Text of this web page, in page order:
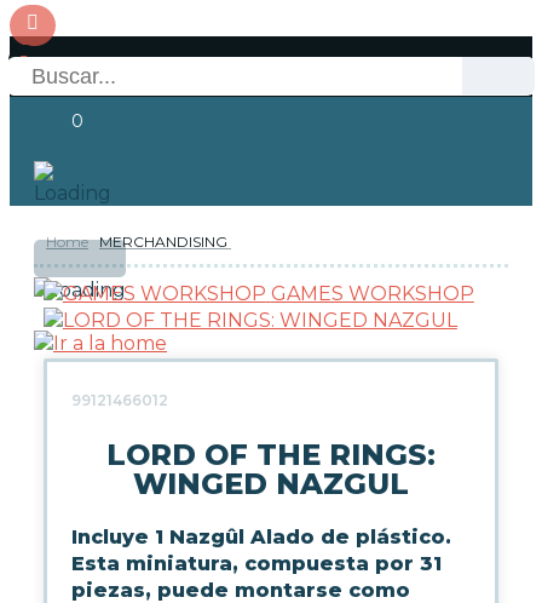
0
Acceso
OFERTAS
RESERVAS
NOVEDADES
COLECCIONISMO
WARHAMMER
Home MERCHANDISING
GAMES WORKSHOP
99121466012
LORD OF THE RINGS:
WINGED NAZGUL
Incluye 1 Nazgûl Alado de plástico.
Esta miniatura, compuesta por 31
piezas, puede montarse como